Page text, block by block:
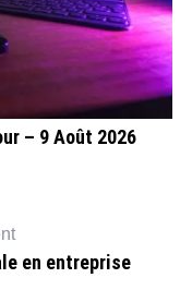
– 9 Août 2026
en entreprise